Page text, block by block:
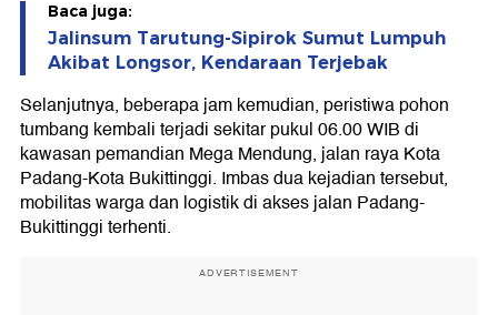
Baca juga:
Jalinsum Tarutung-Sipirok Sumut Lumpuh
Akibat Longsor, Kendaraan Terjebak
Selanjutnya, beberapa jam kemudian, peristiwa pohon
tumbang kembali terjadi sekitar pukul 06.00 WIB di
kawasan pemandian Mega Mendung, jalan raya Kota
Padang-Kota Bukittinggi. Imbas dua kejadian tersebut,
mobilitas warga dan logistik di akses jalan Padang-
Bukittinggi terhenti.
ADVERTISEMENT